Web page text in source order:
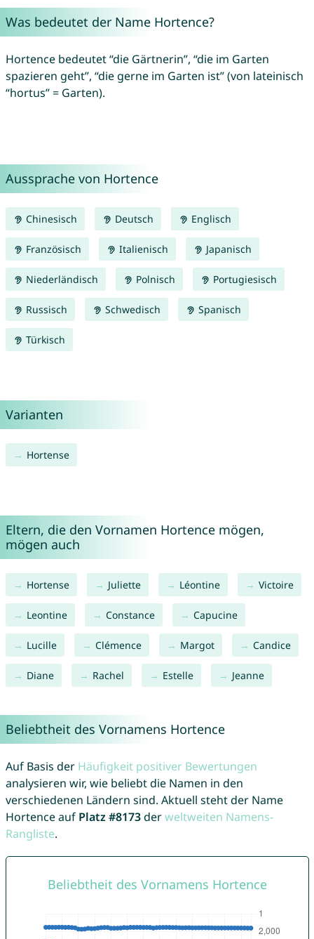
Was bedeutet der Name Hortence?
Hortence bedeutet “die Gärtnerin”, “die im Garten
spazieren geht”, “die gerne im Garten ist” (von lateinisch
“hortus” = Garten).
Aussprache von Hortence
Chinesisch Deutsch Englisch
Französisch Italienisch Japanisch
Niederländisch Polnisch Portugiesisch
Russisch Schwedisch Spanisch
Türkisch
Varianten
Hortense
Eltern, die den Vornamen Hortence mögen,
mögen auch
Hortense Juliette Léontine Victoire
Leontine Constance Capucine
Lucille Clémence Margot Candice
Diane Rachel Estelle Jeanne
Beliebtheit des Vornamens Hortence
Auf Basis der Häufigkeit positiver Bewertungen
analysieren wir, wie beliebt die Namen in den
verschiedenen Ländern sind. Aktuell steht der Name
Hortence auf Platz #8173derweltweiten Namens-
Rangliste.